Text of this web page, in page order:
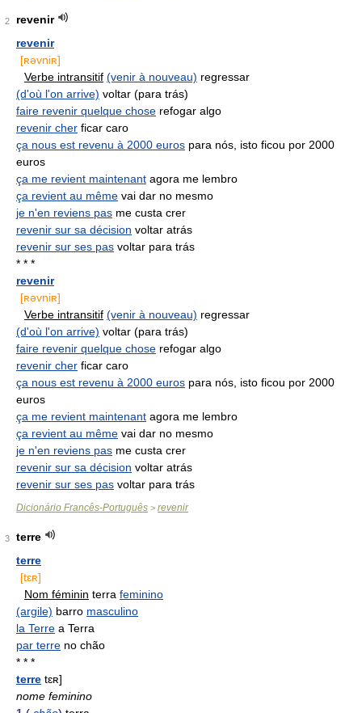
2
revenir
revenir
[ʀəvniʀ]
Verbe intransitif (venir à nouveau) regressar
(d'où l'on arrive) voltar (para trás)
faire revenir quelque chose refogar algo
revenir cher ficar caro
ça nous est revenu à 2000 euros para nós, isto ficou por 2000
euros
ça me revient maintenant agora me lembro
ça revient au même vai dar no mesmo
je n'en reviens pas me custa crer
revenir sur sa décision voltar atrás
revenir sur ses pas voltar para trás
* * *
revenir
[ʀəvniʀ]
Verbe intransitif (venir à nouveau) regressar
(d'où l'on arrive) voltar (para trás)
faire revenir quelque chose refogar algo
revenir cher ficar caro
ça nous est revenu à 2000 euros para nós, isto ficou por 2000
euros
ça me revient maintenant agora me lembro
ça revient au même vai dar no mesmo
je n'en reviens pas me custa crer
revenir sur sa décision voltar atrás
revenir sur ses pas voltar para trás
Dicionário Francês-Português > revenir
3
terre
terre
[tɛʀ]
Nom féminin terra feminino
(argile) barro masculino
la Terre a Terra
par terre no chão
* * *
terre tɛʀ]
nome feminino